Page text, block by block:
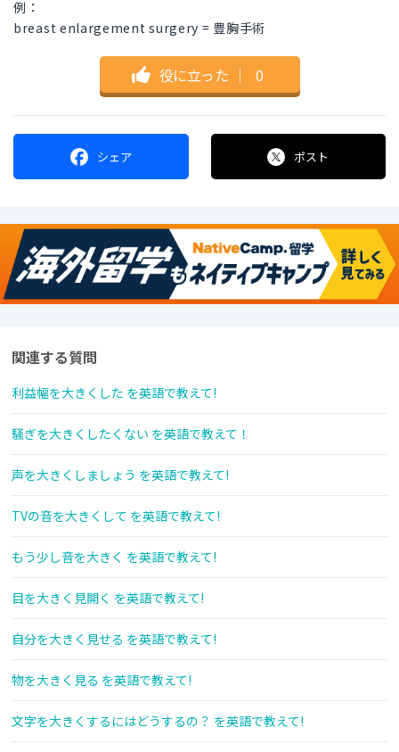
例：
breast enlargement surgery = 豊胸手術
役に立った ｜ 0
シェア ポスト
関連する質問
利益幅を大きくした を英語で教えて!
騒ぎを大きくしたくない を英語で教えて！
声を大きくしましょう を英語で教えて!
TVの音を大きくして を英語で教えて!
もう少し音を大きく を英語で教えて!
目を大きく見開く を英語で教えて!
自分を大きく見せる を英語で教えて!
物を大きく見る を英語で教えて!
文字を大きくするにはどうするの？ を英語で教えて!